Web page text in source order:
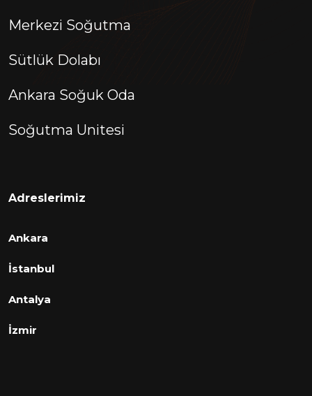
Merkezi Soğutma
Sütlük Dolabı
Ankara Soğuk Oda
Soğutma Unitesi
Adreslerimiz
Ankara
İstanbul
Antalya
İzmir